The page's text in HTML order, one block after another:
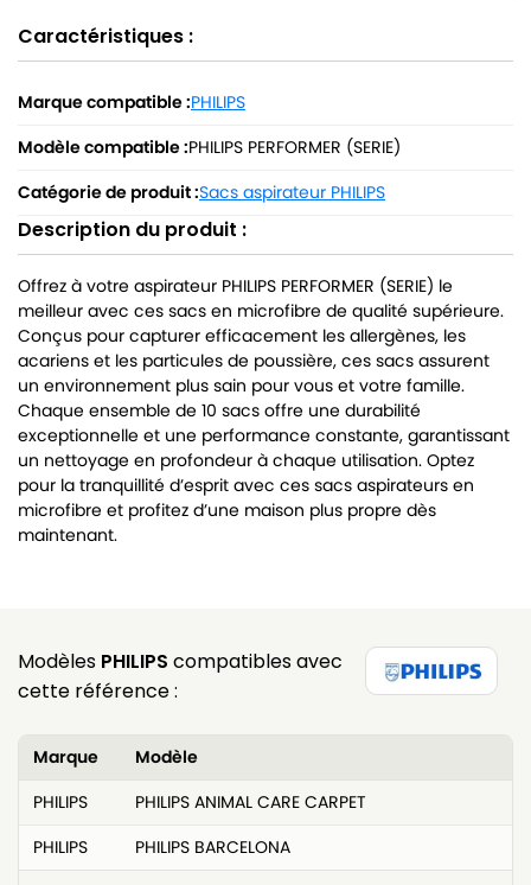
Caractéristiques :
Marque compatible :PHILIPS
Modèle compatible :PHILIPS PERFORMER (SERIE)
Catégorie de produit :Sacs aspirateur PHILIPS
Description du produit :
Offrez à votre aspirateur PHILIPS PERFORMER (SERIE) le
meilleur avec ces sacs en microfibre de qualité supérieure.
Conçus pour capturer efficacement les allergènes, les
acariens et les particules de poussière, ces sacs assurent
un environnement plus sain pour vous et votre famille.
Chaque ensemble de 10 sacs offre une durabilité
exceptionnelle et une performance constante, garantissant
un nettoyage en profondeur à chaque utilisation. Optez
pour la tranquillité d’esprit avec ces sacs aspirateurs en
microfibre et profitez d’une maison plus propre dès
maintenant.
Modèles PHILIPS compatibles avec
cette référence :
Marque
Modèle
PHILIPS
PHILIPS ANIMAL CARE CARPET
PHILIPS
PHILIPS BARCELONA